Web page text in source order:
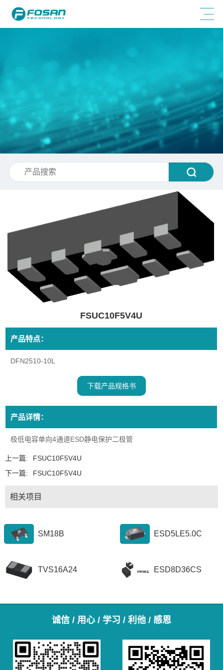
FSUC10F5V4U
产品特点：
DFN2510-10L
下载产品规格书
产品详情：
极低电容单向4通道ESD静电保护二极管
上一篇:
FSUC10F5V4U
下一篇:
FSUC10F5V4U
相关项目
SM18B ESD5LE5.0C
TVS16A24 ESD8D36CS
诚信 / 用心 / 学习 / 利他 / 感恩